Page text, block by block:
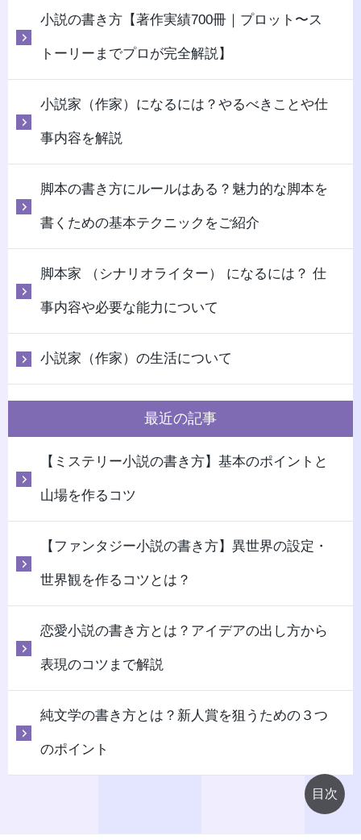
小説の書き方【著作実績700冊｜プロット〜ス
トーリーまでプロが完全解説】
小説家（作家）になるには？やるべきことや仕
事内容を解説
脚本の書き方にルールはある？魅力的な脚本を
書くための基本テクニックをご紹介
脚本家 （シナリオライター） になるには？ 仕
事内容や必要な能力について
小説家（作家）の生活について
最近の記事
【ミステリー小説の書き方】基本のポイントと
山場を作るコツ
【ファンタジー小説の書き方】異世界の設定・
世界観を作るコツとは？
恋愛小説の書き方とは？アイデアの出し方から
表現のコツまで解説
純文学の書き方とは？新人賞を狙うための３つ
のポイント